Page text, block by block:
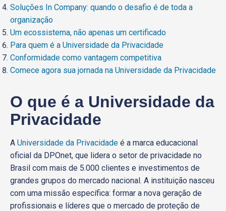
Soluções In Company: quando o desafio é de toda a
organização
Um ecossistema, não apenas um certificado
Para quem é a Universidade da Privacidade
Conformidade como vantagem competitiva
Comece agora sua jornada na Universidade da Privacidade
O que é a Universidade da
Privacidade
A Universidade da Privacidade é a marca educacional
oficial da DPOnet, que lidera o setor de privacidade no
Brasil com mais de 5.000 clientes e investimentos de
grandes grupos do mercado nacional. A instituição nasceu
com uma missão específica: formar a nova geração de
profissionais e líderes que o mercado de proteção de